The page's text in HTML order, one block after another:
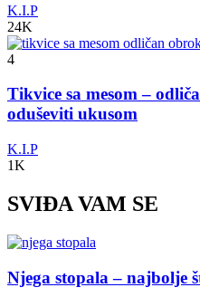
K.I.P
24K
4
Tikvice sa mesom –
oduševiti ukusom
K.I.P
1K
SVIĐA VAM SE
Njega stopala – najbolje